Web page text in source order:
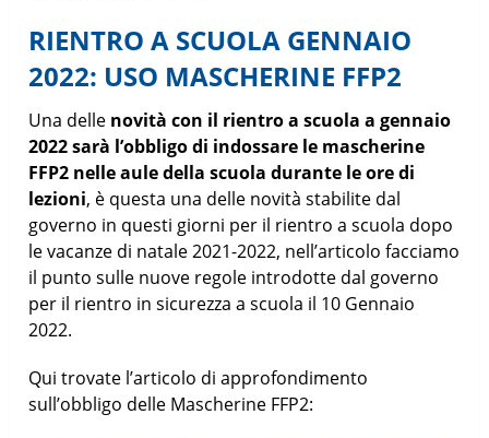
RIENTRO A SCUOLA GENNAIO
2022: USO MASCHERINE FFP2
Una delle novità con il rientro a scuola a gennaio
2022 sarà l’obbligo di indossare le mascherine
FFP2 nelle aule della scuola durante le ore di
lezioni, è questa una delle novità stabilite dal
governo in questi giorni per il rientro a scuola dopo
le vacanze di natale 2021-2022, nell’articolo facciamo
il punto sulle nuove regole introdotte dal governo
per il rientro in sicurezza a scuola il 10 Gennaio
2022.
Qui trovate l’articolo di approfondimento
sull’obbligo delle Mascherine FFP2: